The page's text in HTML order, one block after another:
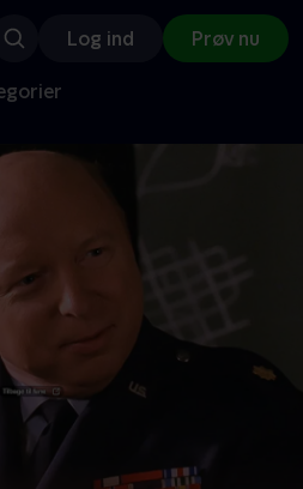
Log ind Prøv nu